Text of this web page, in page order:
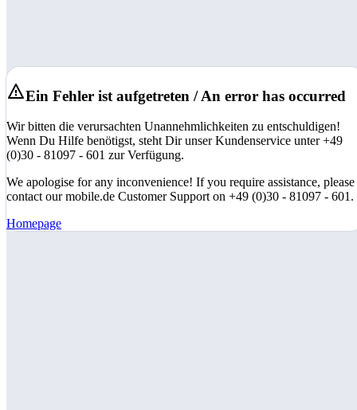
Ein Fehler ist aufgetreten / An error has occurred
Wir bitten die verursachten Unannehmlichkeiten zu entschuldigen!
Wenn Du Hilfe benötigst, steht Dir unser Kundenservice unter +49
(0)30 - 81097 - 601 zur Verfügung.
We apologise for any inconvenience! If you require assistance, please
contact our mobile.de Customer Support on +49 (0)30 - 81097 - 601.
Homepage